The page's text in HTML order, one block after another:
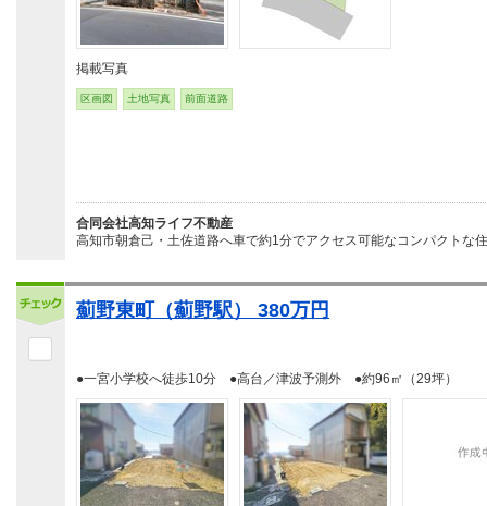
掲載写真
区画図 土地写真 前面道路
合同会社高知ライフ不動産
高知市朝倉己・土佐道路へ車で約1分でアクセス可能なコンパクト
薊野東町（薊野駅） 380万円
●一宮小学校へ徒歩10分 ●高台／津波予測外 ●約96㎡（29坪）